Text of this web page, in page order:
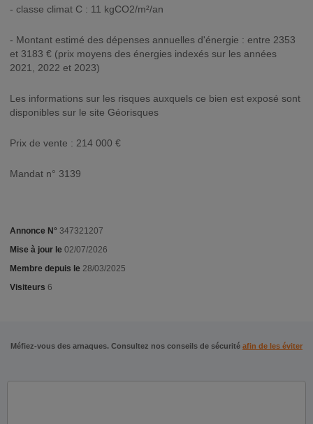
- classe climat C : 11 kgCO2/m²/an
- Montant estimé des dépenses annuelles d'énergie : entre 2353
et 3183 € (prix moyens des énergies indexés sur les années
2021, 2022 et 2023)
Les informations sur les risques auxquels ce bien est exposé sont
disponibles sur le site Géorisques
Prix de vente : 214 000 €
Mandat n° 3139
Annonce N° 347321207
Mise à jour le 02/07/2026
Membre depuis le 28/03/2025
Visiteurs 6
Méfiez-vous des arnaques. Consultez nos conseils de sécurité afin de les éviter